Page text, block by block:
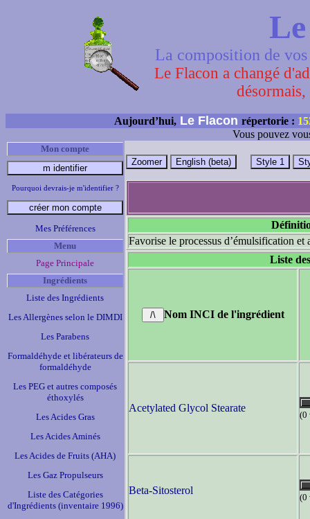
La composition de
Le Flacon a changé
Aujourd’hui, Le Flacon répertorie :
Vous pouvez
Mon compte
Pourquoi devrais-je m'identifier ?
Mes Préférences
Menu
Page Principale
Ingrédients
Liste des Ingrédients
Les Allergènes selon le DIMDI
Les Parabens
Formaldéhyde et libérateurs de
formaldéhyde
Les PEG et autres composés
éthoxylés
Les Acides Gras
Les Acides Aminés
Les Acides de Fruits (AHA)
Les Gaz Propulseurs
Liste des Catégories
d'Ingrédients (inventaire 1996)
Favorise le processus d’émulsification
Liste
Nom INCI de l'ingrédient
Acetylated Glycol Stearate
(0
Beta-Sitosterol
(0